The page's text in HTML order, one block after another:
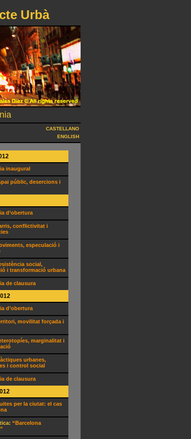
Urbà
CASTELLANO
ENGLISH
inaugural
públic, desercions i
d’obertura
conflictivitat i
especulació i
social,
i transformació urbana
de clausura
d’obertura
movilitat forçada i
marginalitat i
urbanes,
i control social
de clausura
per la ciutat: el cas
“Barcelona